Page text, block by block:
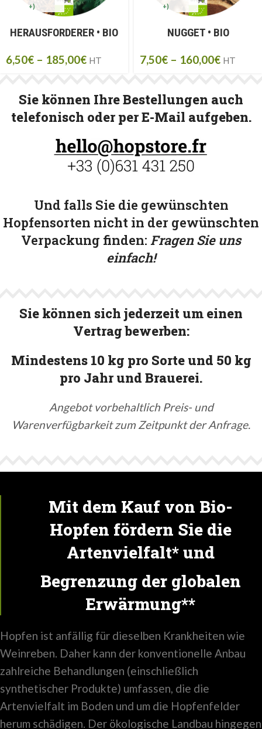
+)
HERAUSFORDERER • BIO
6,50€ – 185,00€ HT
+)
NUGGET • BIO
7,50€ – 160,00€ HT
Sie können Ihre Bestellungen auch
telefonisch oder per E-Mail aufgeben.
Und falls Sie die gewünschten
Hopfensorten nicht in der gewünschten
Verpackung finden: Fragen Sie uns
einfach!
Sie können sich jederzeit um einen
Vertrag bewerben:
Mindestens 10 kg pro Sorte und 50 kg
pro Jahr und Brauerei.
Angebot vorbehaltlich Preis- und
Warenverfügbarkeit zum Zeitpunkt der Anfrage.
Mit dem Kauf von Bio-
Hopfen fördern Sie die
Artenvielfalt* und
Begrenzung der globalen
Erwärmung**
Hopfen ist anfällig für dieselben Krankheiten wie
Weinreben. Daher kann der konventionelle Anbau
zahlreiche Behandlungen (einschließlich
synthetischer Produkte) umfassen, die die
Artenvielfalt im Boden und um die Hopfenfelder
herum schädigen. Der ökologische Landbau hingegen